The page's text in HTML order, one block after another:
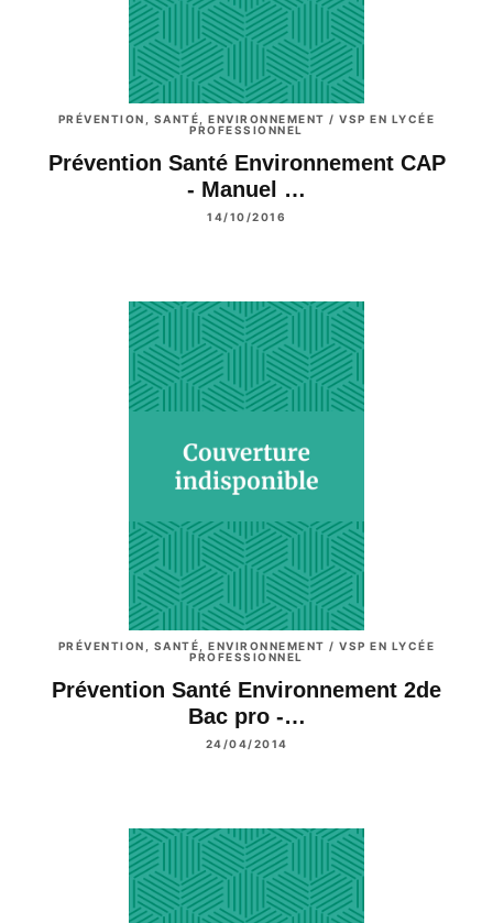
PRÉVENTION, SANTÉ, ENVIRONNEMENT / VSP EN LYCÉE
PROFESSIONNEL
Prévention Santé Environnement CAP
- Manuel …
14/10/2016
PRÉVENTION, SANTÉ, ENVIRONNEMENT / VSP EN LYCÉE
PROFESSIONNEL
Prévention Santé Environnement 2de
Bac pro -…
24/04/2014